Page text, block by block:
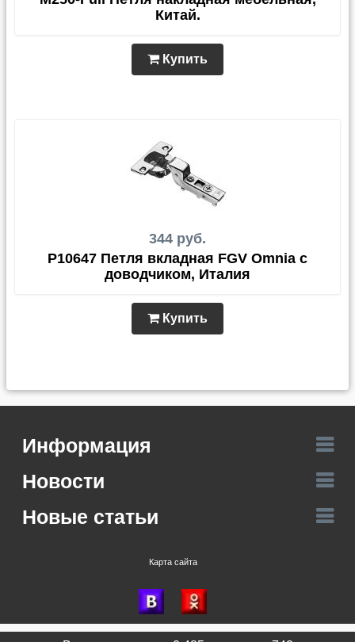
Китай.
Купить
344 руб.
P10647 Петля вкладная FGV Omnia с
доводчиком, Италия
Купить
Информация
Новости
Новые статьи
Карта сайта